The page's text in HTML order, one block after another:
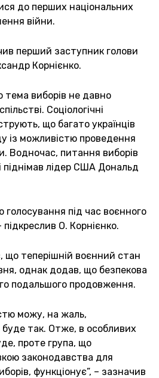
до перших національних
війни.
перший заступник голови
Корнієнко.
виборів не давно
Соціологічні
що багато українців
із можливістю проведення
Водночас, питання виборів
піднімав лідер США Дональд
під час воєнного
О. Корнієнко.
що теперішній воєнний стан
однак додав, що безпекова
подальшого продовження.
можу, на жаль,
так. Отже, в особливих
проте група, що
законодавства для
функціонує”, – зазначив